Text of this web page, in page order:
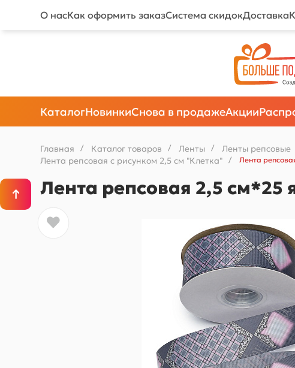
О насКак оформить заказСистема скидокДоставка
КаталогНовинкиСнова в продажеАкции
Главная / Каталог товаров / Ленты / Ленты репсовые
Лента репсовая с рисунком 2,5 см "Клетка" / Лента
Лента репсовая 2,5 см*25